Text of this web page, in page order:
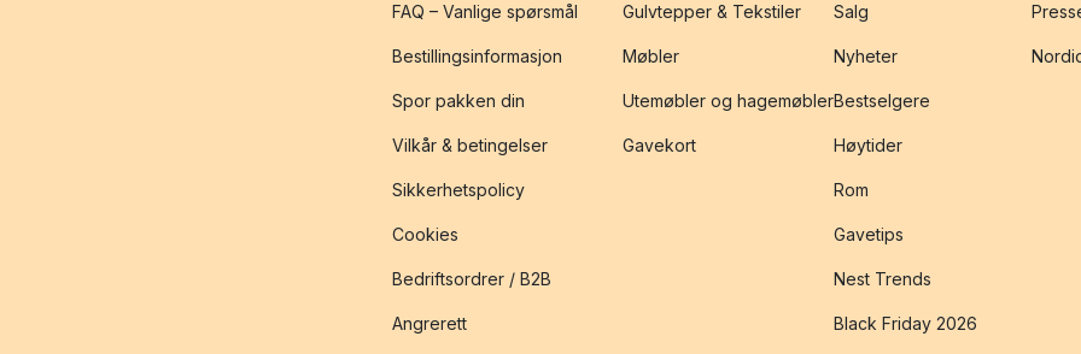
FAQ – Vanlige spørsmål
Bestillingsinformasjon
Spor pakken din
Vilkår & betingelser
Sikkerhetspolicy
Cookies
Bedriftsordrer / B2B
Angrerett
Gulvtepper & Tekstiler
Møbler
Utemøbler og hagemøbler
Gavekort
Salg
Nyheter
Bestselgere
Høytider
Rom
Gavetips
Nest Trends
Black Friday 2026